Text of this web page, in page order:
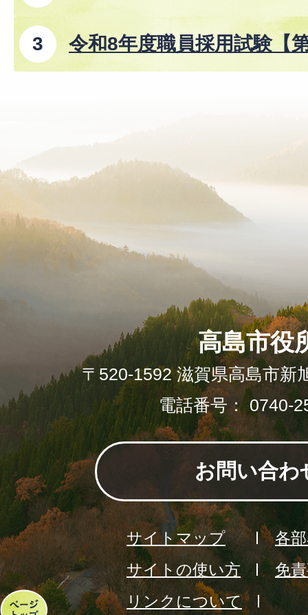
令和8年度職員採用試験【
ペ
高島市役
〒520-1592 滋賀県高島市新
電話番号： 0740-
お問い合わ
サイトマップ
各
サイトの使い方
免
リンクについて